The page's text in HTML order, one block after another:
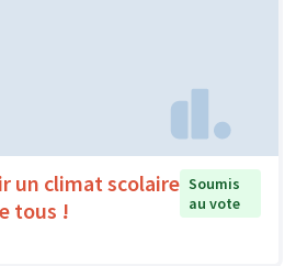
un climat scolaire
tous !
Soumis
au vote